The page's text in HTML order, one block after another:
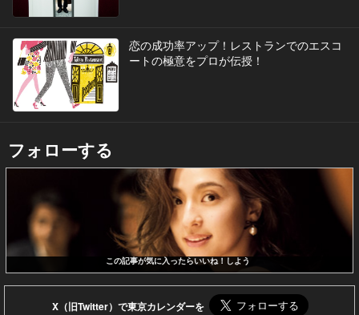
恋の成功率アップ！レストランでのエスコ
ートの極意をプロが伝授！
フォローする
この記事が気に入ったらいいね！しよう
X（旧Twitter）で東京カレンダーを